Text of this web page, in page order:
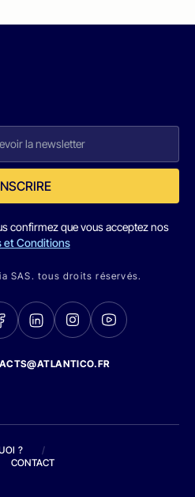
confirmez que vous acceptez nos
et Conditions
SAS. tous droits réservés.
?
/
CONTACT